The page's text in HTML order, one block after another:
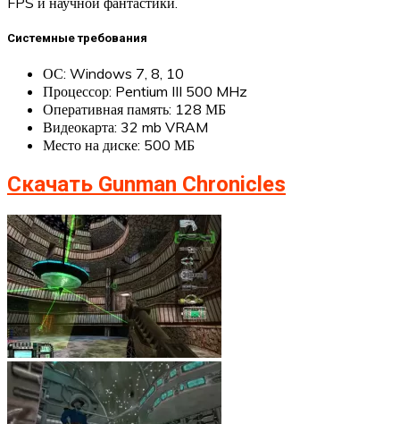
Системные требования
ОС: Windows 7, 8, 10
Процессор: Pentium III 500 MHz
Оперативная память: 128 МБ
Видеокарта: 32 mb VRAM
Место на диске: 500 МБ
Скачать Gunman Chronicles